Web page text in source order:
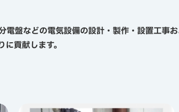
電盤などの電気設備の設計・製作・設置工事
貢献します。